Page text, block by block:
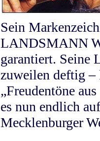
Sein
LANDSMANN
garantiert. Seine
zuweilen deftig –
„Freudentöne
es nun endlich
Mecklenburger